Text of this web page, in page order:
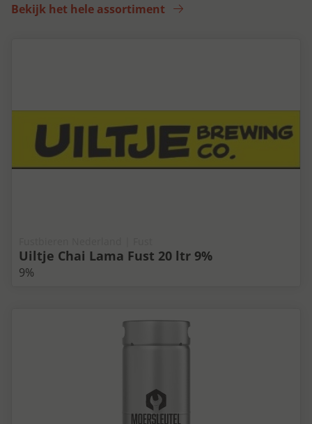
Bekijk het hele assortiment
Uiltje Chai Lama Fust 20 ltr 9%
9%